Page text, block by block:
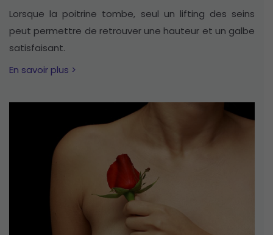
Lorsque la poitrine tombe, seul un lifting des seins
peut permettre de retrouver une hauteur et un galbe
satisfaisant.
En savoir plus >